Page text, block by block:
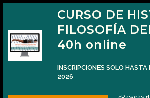
El mito del placer de las
CURSO DE
FILOSOFÍA
40h online
INSCRIPCIONES SOLO HASTA
2026